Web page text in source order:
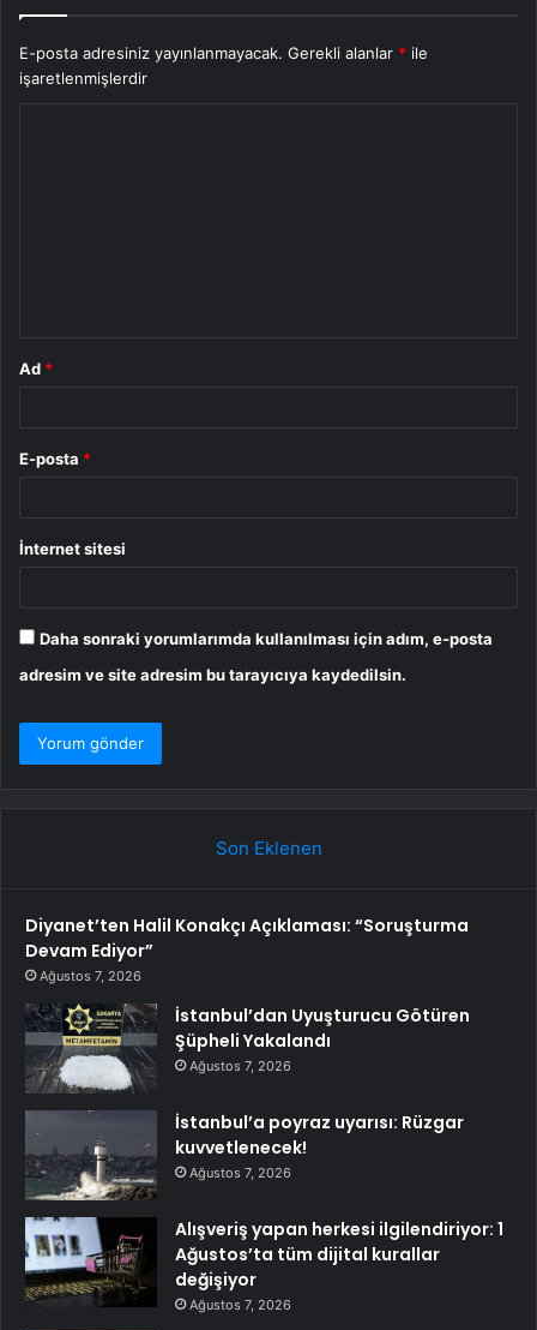
E-posta adresiniz yayınlanmayacak. Gerekli alanlar * ile
işaretlenmişlerdir
Ad *
E-posta *
İnternet sitesi
Daha sonraki yorumlarımda kullanılması için adım, e-posta
adresim ve site adresim bu tarayıcıya kaydedilsin.
Son Eklenen
Diyanet’ten Halil Konakçı Açıklaması: “Soruşturma
Devam Ediyor”
Ağustos 7, 2026
İstanbul’dan Uyuşturucu Götüren
Şüpheli Yakalandı
Ağustos 7, 2026
İstanbul’a poyraz uyarısı: Rüzgar
kuvvetlenecek!
Ağustos 7, 2026
Alışveriş yapan herkesi ilgilendiriyor: 1
Ağustos’ta tüm dijital kurallar
değişiyor
Ağustos 7, 2026